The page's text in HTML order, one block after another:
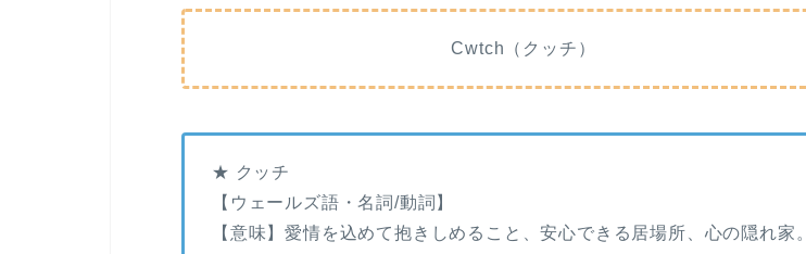
Cwtch（クッチ）
★ クッチ
【ウェールズ語・名詞/動詞】
【意味】愛情を込めて抱きしめること、安心できる居場所、心の隠れ家。